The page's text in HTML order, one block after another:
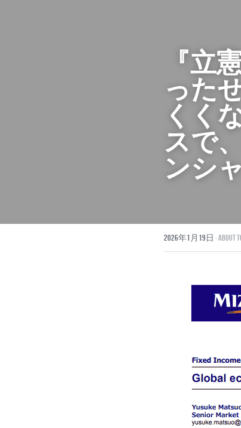
『立
った
くく
スで
ンシ
2026年1月19日 ·About